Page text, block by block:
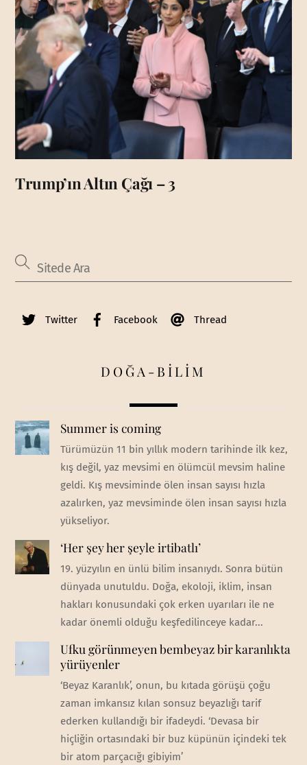
Trump’ın Altın Çağı – 3
Twitter Facebook Thread
DOĞA-BİLİM
Summer is coming
Türümüzün 11 bin yıllık modern tarihinde ilk kez,
kış değil, yaz mevsimi en ölümcül mevsim haline
geldi. Kış mevsiminde ölen insan sayısı hızla
azalırken, yaz mevsiminde ölen insan sayısı hızla
yükseliyor.
‘Her şey her şeyle irtibatlı’
19. yüzyılın en ünlü bilim insanıydı. Sonra bütün
dünyada unutuldu. Doğa, ekoloji, iklim, insan
hakları konusundaki çok erken uyarıları ile ne
kadar önemli olduğu keşfedilinceye kadar...
Ufku görünmeyen bembeyaz bir karanlıkta
yürüyenler
‘Beyaz Karanlık’, onun, bu kıtada görüşü çoğu
zaman imkansız kılan sonsuz beyazlığı tarif
ederken kullandığı bir ifadeydi. ‘Devasa bir
hiçliğin ortasındaki bir buz küpünün içindeki tek
bir atom parçacığı gibiyim’